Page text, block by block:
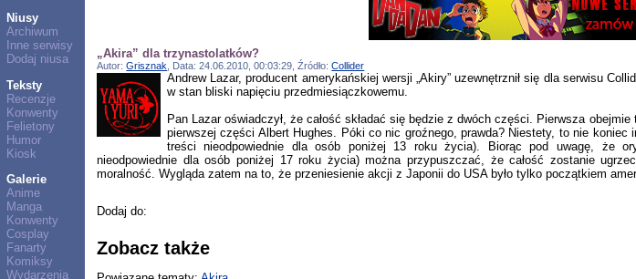
Niusy
Archiwum
Inne serwisy
Dodaj niusa
Teksty
Recenzje
Konwenty
Felietony
Humor
Kiosk
Galerie
Anime
Manga
Konwenty
Cosplay
Fanarty
Komiksy
Wydarzenia
„Akira” dla trzynastolatków?
Autor:Grisznak , Data: 24.06.2010, 00:03:29, Źródło:Collider
Andrew Lazar, producent amerykańskiej wersji „Akiry” uzewnętrznił się dla serwisu
w stan bliski napięciu przedmiesiączkowemu.
Pan Lazar oświadczył, że całość składać się będzie z dwóch części. Pierwsza
pierwszej części Albert Hughes. Póki co nic groźnego, prawda? Niestety, to nie
treści nieodpowiednie dla osób poniżej 13 roku życia). Biorąc pod uwagę, że
nieodpowiednie dla osób poniżej 17 roku życia) można przypuszczać, że całość zostanie
moralność. Wygląda zatem na to, że przeniesienie akcji z Japonii do USA było tylko początkiem
Dodaj do:
Zobacz także